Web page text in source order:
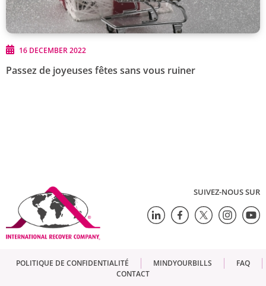
Passez de joyeuses fêtes sans vous ruiner
16 DECEMBER 2022
SUIVEZ-NOUS SUR
POLITIQUE DE CONFIDENTIALITÉ MINDYOURBILLS
FAQ
CONTACT